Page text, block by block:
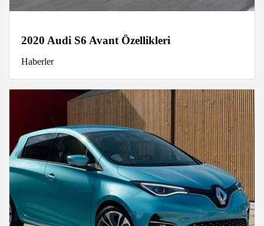
2020 Audi S6 Avant Özellikleri
Haberler